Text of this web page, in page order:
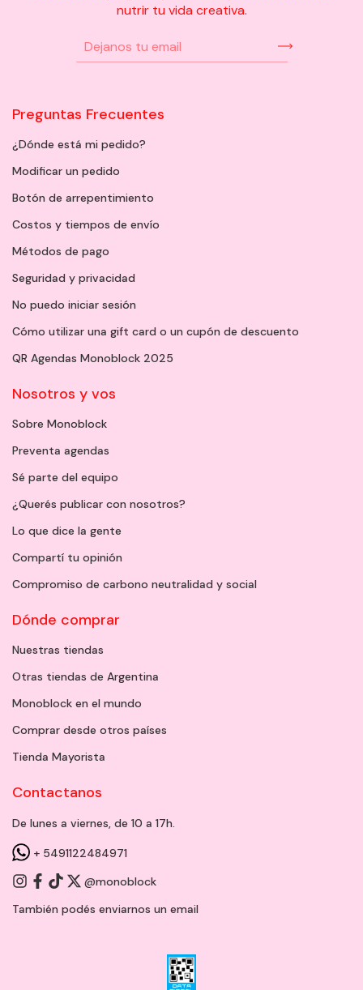
nutrir tu vida creativa.
Preguntas Frecuentes
¿Dónde está mi pedido?
Modificar un pedido
Botón de arrepentimiento
Costos y tiempos de envío
Métodos de pago
Seguridad y privacidad
No puedo iniciar sesión
Cómo utilizar una gift card o un cupón de descuento
QR Agendas Monoblock 2025
Nosotros y vos
Sobre Monoblock
Preventa agendas
Sé parte del equipo
¿Querés publicar con nosotros?
Lo que dice la gente
Compartí tu opinión
Compromiso de carbono neutralidad y social
Dónde comprar
Nuestras tiendas
Otras tiendas de Argentina
Monoblock en el mundo
Comprar desde otros países
Tienda Mayorista
Contactanos
De lunes a viernes, de 10 a 17h.
+ 5491122484971
@monoblock
También podés enviarnos un email